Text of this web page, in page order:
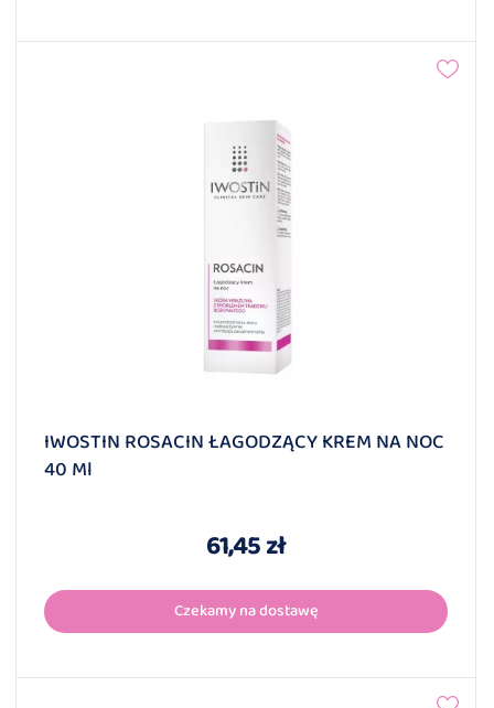
IWOSTIN ROSACIN ŁAGODZĄCY KREM NA NOC
40 Ml
61,45 zł
Czekamy na dostawę